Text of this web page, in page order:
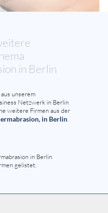
in Berlin
unserem
Netzwerk in Berlin
weitere Firmen aus der
in Berlin.
in Berlin
gelistet.